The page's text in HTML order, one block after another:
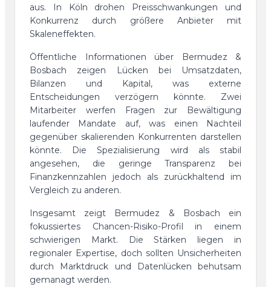
aus. In Köln drohen Preisschwankungen und
Konkurrenz durch größere Anbieter mit
Skaleneffekten.
Öffentliche Informationen über Bermudez &
Bosbach zeigen Lücken bei Umsatzdaten,
Bilanzen und Kapital, was externe
Entscheidungen verzögern könnte. Zwei
Mitarbeiter werfen Fragen zur Bewältigung
laufender Mandate auf, was einen Nachteil
gegenüber skalierenden Konkurrenten darstellen
könnte. Die Spezialisierung wird als stabil
angesehen, die geringe Transparenz bei
Finanzkennzahlen jedoch als zurückhaltend im
Vergleich zu anderen.
Insgesamt zeigt Bermudez & Bosbach ein
fokussiertes Chancen-Risiko-Profil in einem
schwierigen Markt. Die Stärken liegen in
regionaler Expertise, doch sollten Unsicherheiten
durch Marktdruck und Datenlücken behutsam
gemanagt werden.